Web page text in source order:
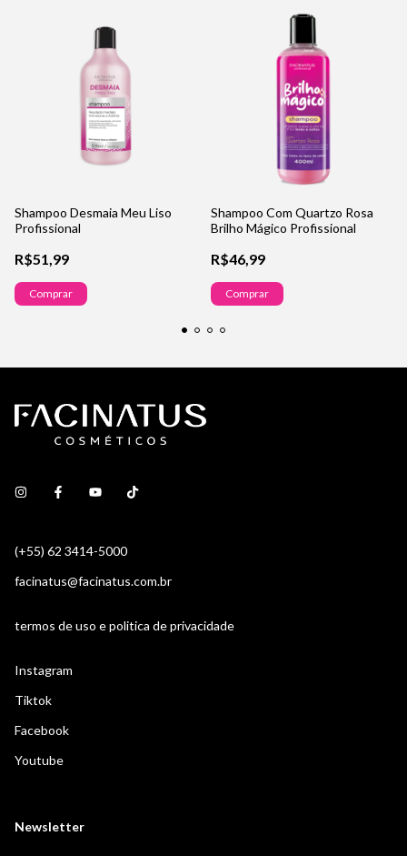
Shampoo Desmaia Meu Liso
Profissional
R$51,99
Comprar
Shampoo Com Quartzo Rosa
Brilho Mágico Profissional
R$46,99
Comprar
(+55) 62 3414-5000
facinatus@facinatus.com.br
termos de uso e politica de privacidade
Instagram
Tiktok
Facebook
Youtube
Newsletter